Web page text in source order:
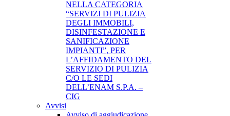
NELLA CATEGORIA
“SERVIZI DI PULIZIA
DEGLI IMMOBILI,
DISINFESTAZIONE E
SANIFICAZIONE
IMPIANTI”, PER
L’AFFIDAMENTO DEL
SERVIZIO DI PULIZIA
C/O LE SEDI
DELL’ENAM S.P.A. –
CIG
Avvisi